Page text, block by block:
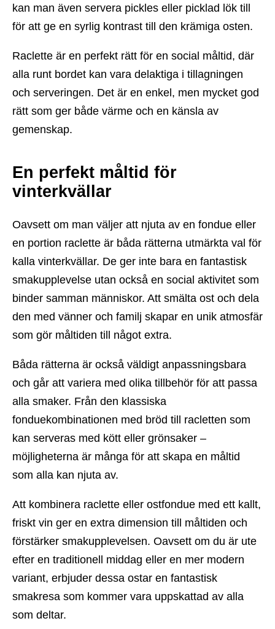
kan man även servera pickles eller picklad lök till
för att ge en syrlig kontrast till den krämiga osten.
Raclette är en perfekt rätt för en social måltid, där
alla runt bordet kan vara delaktiga i tillagningen
och serveringen. Det är en enkel, men mycket god
rätt som ger både värme och en känsla av
gemenskap.
En perfekt måltid för
vinterkvällar
Oavsett om man väljer att njuta av en fondue eller
en portion raclette är båda rätterna utmärkta val för
kalla vinterkvällar. De ger inte bara en fantastisk
smakupplevelse utan också en social aktivitet som
binder samman människor. Att smälta ost och dela
den med vänner och familj skapar en unik atmosfär
som gör måltiden till något extra.
Båda rätterna är också väldigt anpassningsbara
och går att variera med olika tillbehör för att passa
alla smaker. Från den klassiska
fonduekombinationen med bröd till racletten som
kan serveras med kött eller grönsaker –
möjligheterna är många för att skapa en måltid
som alla kan njuta av.
Att kombinera raclette eller ostfondue med ett kallt,
friskt vin ger en extra dimension till måltiden och
förstärker smakupplevelsen. Oavsett om du är ute
efter en traditionell middag eller en mer modern
variant, erbjuder dessa ostar en fantastisk
smakresa som kommer vara uppskattad av alla
som deltar.